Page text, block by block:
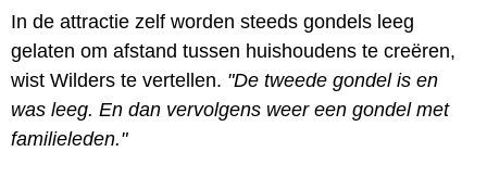
In de attractie zelf worden steeds gondels leeg
gelaten om afstand tussen huishoudens te creëren,
wist Wilders te vertellen. "De tweede gondel is en
was leeg. En dan vervolgens weer een gondel met
familieleden."